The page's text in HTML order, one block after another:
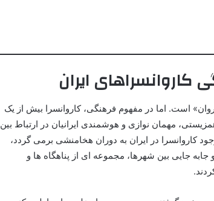
ایران
است. اما در مفهوم فرهنگی، کاروانسرا بیش از یک
مهمان نوازی و هوشمندی ایرانیان در ارتباط بین
کاروانسرا در ایران به دوران هخامنشی برمی گردد،
جایی بین شهرها، مجموعه ای از پناهگاه ها و